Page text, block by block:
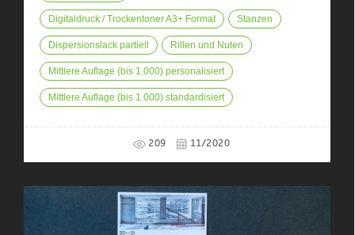
Digitaldruck / Trockentoner A3+ Format Stanzen
Dispersionslack partiell Rillen und Nuten
Mittlere Auflage (bis 1.000) personalisiert
Mittlere Auflage (bis 1.000) standardisiert
209 11/2020